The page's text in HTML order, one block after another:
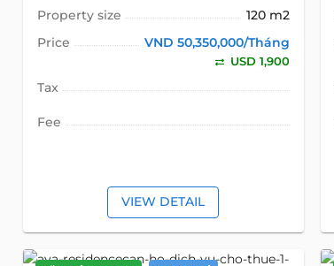
Property size
120 m2
Price
VND 50,350,000/Tháng
USD 1,900
Tax
Fee
VIEW DETAIL